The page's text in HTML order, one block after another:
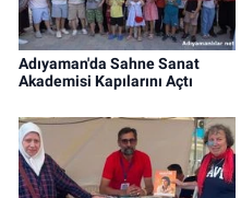
Adıyaman'da Sahne Sanat
Akademisi Kapılarını Açtı